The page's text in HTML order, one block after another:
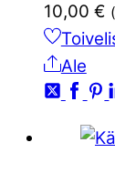
10,00 €
Ale